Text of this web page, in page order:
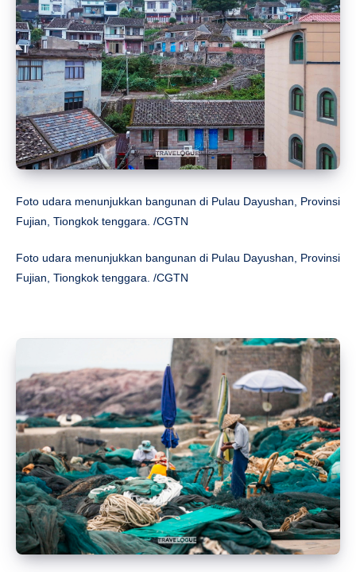
Foto udara menunjukkan bangunan di Pulau Dayushan, Provinsi
Fujian, Tiongkok tenggara. /CGTN
Foto udara menunjukkan bangunan di Pulau Dayushan, Provinsi
Fujian, Tiongkok tenggara. /CGTN